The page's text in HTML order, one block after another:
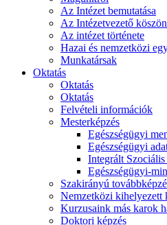
Az Intézet bemutatása
Az Intézetvezető
Az intézet története
Hazai és nemzetközi
Munkatársak
Oktatás
Oktatás
Oktatás
Felvételi információk
Mesterképzés
Egészségügyi
Egészségügyi
Integrált
Egészségügyi-
Szakirányú
Nemzetközi kihelyezett
Kurzusaink más karok
Doktori képzés